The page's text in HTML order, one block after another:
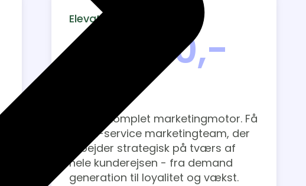
Elevate
49.350,-
Byg en komplet marketingmotor. Få
et full-service marketingteam, der
arbejder strategisk på tværs af
hele kunderejsen - fra demand
generation til loyalitet og vækst.